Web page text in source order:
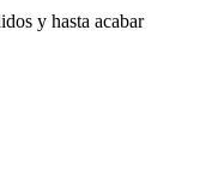
y hasta acabar